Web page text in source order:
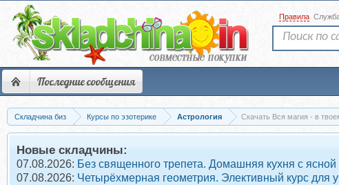
Последние сообщения
Правила
Складчина биз Курсы по эзотерике Астрология Скачать Вся магия - в
Новые складчины:
07.08.2026: Без священного трепета. Домашняя кухня с
07.08.2026: Четырёхмерная геометрия. Элективный курс